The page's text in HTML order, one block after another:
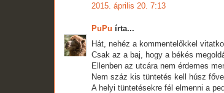
2015. április 20. 7:13
PuPu írta...
Hát, nehéz a kommentelőkkel
Csak az a baj, hogy a békés
Ellenben az utcára nem érdemes
Nem száz kis tüntetés kell húsz
A helyi tüntetésekre fél elmenni a